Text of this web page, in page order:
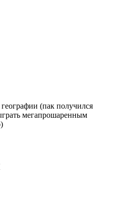
(пак получился
мегапрошаренным